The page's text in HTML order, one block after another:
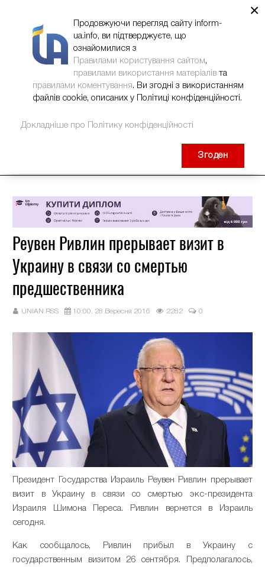
Реувен Ривлин прерывает визит в
Украину в связи со смертью
предшественника
UNIAN RSS 10:00, 28 Вересня 2016 2282 0
Президент Государства Израиль Реувен Ривлин прерывает
визит в Украину в связи со смертью экс-президента
Израиля Шимона Переса. Ривлин вернется в Израиль
сегодня.
Как сообщалось, Ривлин прибыл в Украину с
государственным визитом 26 сентября. Предполагалось,
×
Продовжуючи перегляд сайту inform-
ua.info, ви підтверджуєте, що
ознайомилися з
Правилами користування сайтом,
правилами використання матеріалів та
правилами коментування. Ви згодні з використанням
файлів cookie, описаних у Політиці конфіденційності.
Докладніше про Політику конфіденційності
Згоден